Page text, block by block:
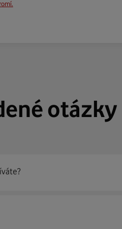
otázky
prostřednictvím několika